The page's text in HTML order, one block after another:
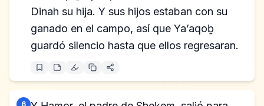
Dinah su hija. Y sus hijos estaban con su
ganado en el campo, así que Ya’aqoḇ
guardó silencio hasta que ellos regresaran.
6